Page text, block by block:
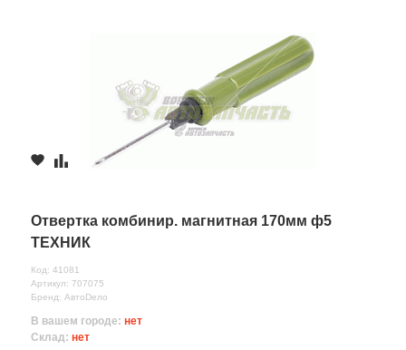
Отвертка комбинир. магнитная 170мм ф5
ТЕХНИК
Код: 41081
Артикул: 707075
Бренд: АвтоDело
В вашем городе: нет
Склад: нет